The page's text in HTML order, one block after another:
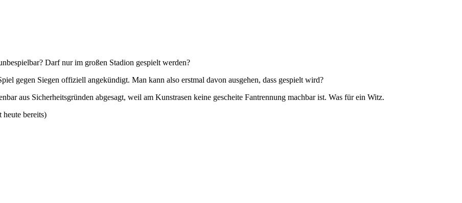
Darf nur im großen Stadion gespielt werden?
gegen Siegen offiziell angekündigt. Man kann also erstmal davon ausgehen, dass gespielt wird?
aus Sicherheitsgründen abgesagt, weil am Kunstrasen keine gescheite Fantrennung machbar ist. Was für ein Witz.
heute bereits)